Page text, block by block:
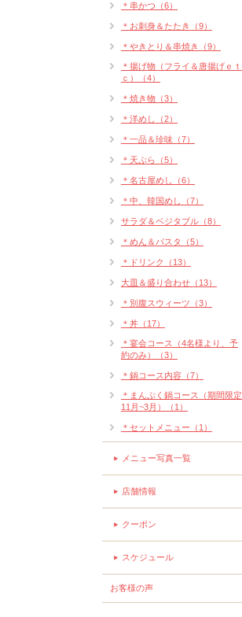
＊串かつ（6）
＊お刺身＆たたき（9）
＊やきとり＆串焼き（9）
＊揚げ物（フライ＆唐揚げｅｔ
ｃ）（4）
＊焼き物（3）
＊洋めし（2）
＊一品＆珍味（7）
＊天ぷら（5）
＊名古屋めし（6）
＊中、韓国めし（7）
サラダ＆ベジタブル（8）
＊めん＆パスタ（5）
＊ドリンク（13）
大皿＆盛り合わせ（13）
＊別腹スウィーツ（3）
＊丼（17）
＊宴会コース（4名様より、予
約のみ）（3）
＊鍋コース内容（7）
＊まんぷく鍋コース（期間限定
11月~3月）（1）
＊セットメニュー（1）
メニュー写真一覧
店舗情報
クーポン
スケジュール
お客様の声